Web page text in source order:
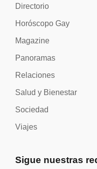
Directorio
Horóscopo Gay
Magazine
Panoramas
Relaciones
Salud y Bienestar
Sociedad
Viajes
Sigue nuestras